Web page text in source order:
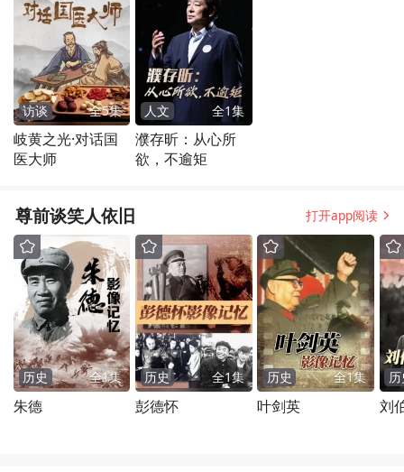
访谈 全5集
岐黄之光·对话国
医大师
人文 全1集
濮存昕：从心所
欲，不逾矩
尊前谈笑人依旧 打开app阅读
历史 全1集
朱德
历史 全1集
彭德怀
历史 全1集
叶剑英 刘